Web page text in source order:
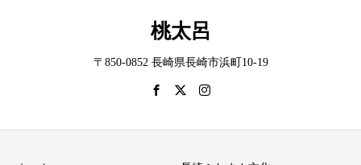
桃太呂
〒850-0852 長崎県長崎市浜町10-19